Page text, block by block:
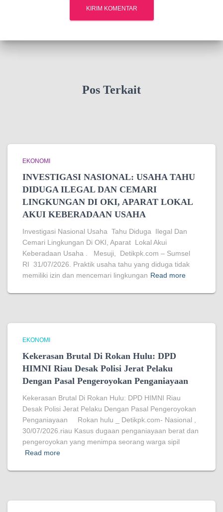
Pos Terkait
EKONOMI
INVESTIGASI NASIONAL: USAHA TAHU
DIDUGA ILEGAL DAN CEMARI
LINGKUNGAN DI OKI, APARAT LOKAL
AKUI KEBERADAAN USAHA
Investigasi Nasional Usaha Tahu Diduga Ilegal Dan
Cemari Lingkungan Di OKI, Aparat Lokal Akui
Keberadaan Usaha . Mesuji, Detikpk.com – Sumsel
RI 31/07/2026. Praktik usaha tahu yang diduga tidak
memiliki izin dan mencemari lingkungan Read more
EKONOMI
Kekerasan Brutal Di Rokan Hulu: DPD
HIMNI Riau Desak Polisi Jerat Pelaku
Dengan Pasal Pengeroyokan Penganiayaan
Kekerasan Brutal Di Rokan Hulu: DPD HIMNI Riau
Desak Polisi Jerat Pelaku Dengan Pasal Pengeroyokan
Penganiayaan Rokan hulu _ Detikpk.com- Nasional ,
30/07/2026.riau Kasus dugaan penganiayaan berat dan
pengeroyokan yang menimpa seorang warga sipil
Read more